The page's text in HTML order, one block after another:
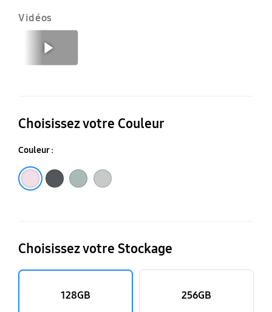
Vidéos
Choisissez votre Couleur
Couleur :
Choisissez votre Stockage
128GB 256GB